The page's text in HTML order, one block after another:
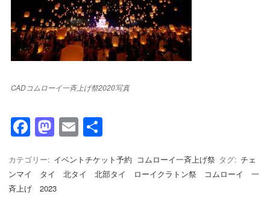
CADコムローイ一斉上げ祭2020写真
F
c
e
M
st
o
E
ail
カテゴリー: イベントチケット予約 コムローイ一斉上げ祭 タグ: チェ
ンマイ タイ 北タイ 北部タイ ローイクラトン祭 コムローイ 一
斉上げ 2023